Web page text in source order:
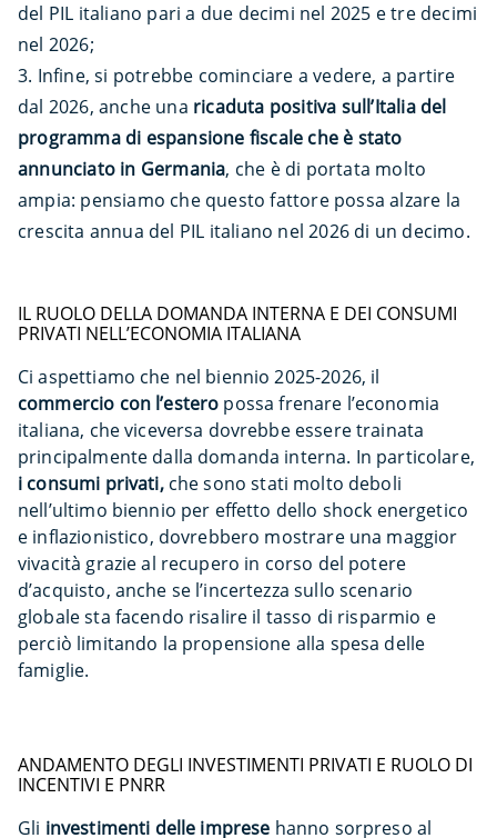
del PIL italiano pari a due decimi nel 2025 e tre decimi
nel 2026;
Infine, si potrebbe cominciare a vedere, a partire
dal 2026, anche una ricaduta positiva sull’Italia del
programma di espansione fiscale che è stato
annunciato in Germania, che è di portata molto
ampia: pensiamo che questo fattore possa alzare la
crescita annua del PIL italiano nel 2026 di un decimo.
IL RUOLO DELLA DOMANDA INTERNA E DEI CONSUMI
PRIVATI NELL’ECONOMIA ITALIANA
Ci aspettiamo che nel biennio 2025-2026, il
commercio con l’estero possa frenare l’economia
italiana, che viceversa dovrebbe essere trainata
principalmente dalla domanda interna. In particolare,
i consumi privati, che sono stati molto deboli
nell’ultimo biennio per effetto dello shock energetico
e inflazionistico, dovrebbero mostrare una maggior
vivacità grazie al recupero in corso del potere
d’acquisto, anche se l’incertezza sullo scenario
globale sta facendo risalire il tasso di risparmio e
perciò limitando la propensione alla spesa delle
famiglie.
ANDAMENTO DEGLI INVESTIMENTI PRIVATI E RUOLO DI
INCENTIVI E PNRR
Gli investimenti delle imprese hanno sorpreso al